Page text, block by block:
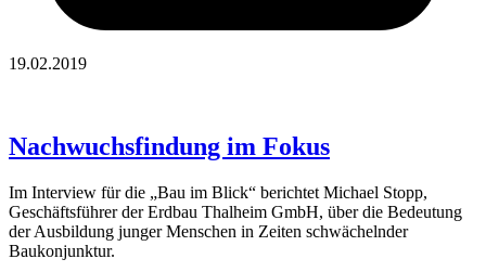
19.02.2019
Nachwuchsfindung im Fokus
Im Interview für die „Bau im Blick“ berichtet Michael Stopp,
Geschäftsführer der Erdbau Thalheim GmbH, über die Bedeutung
der Ausbildung junger Menschen in Zeiten schwächelnder
Baukonjunktur.